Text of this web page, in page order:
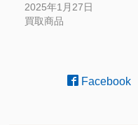
2025年1月27日
買取商品
Facebook